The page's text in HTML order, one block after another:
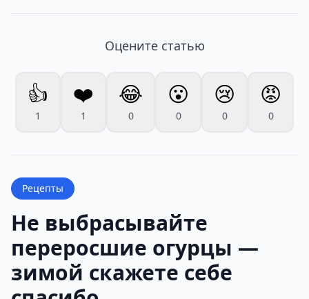
Оцените статью
👍
1
❤️
1
😂
0
😮
0
😢
0
😡
0
Рецепты
Не выбрасывайте
переросшие огурцы —
зимой скажете себе